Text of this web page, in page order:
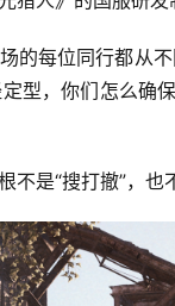
的每位同行都从
型，你们怎么确
是“搜打撤”，也